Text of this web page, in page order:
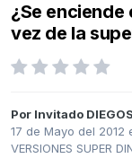
¿Se
vez de la
Por Invitado
17 de Mayo del 2012
VERSIONES SUPER